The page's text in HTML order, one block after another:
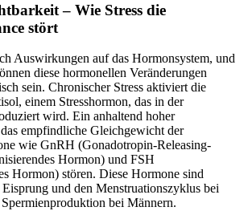
– Wie Stress die
stört
Auswirkungen auf das Hormonsystem, und
diese hormonellen Veränderungen
sein. Chronischer Stress aktiviert die
einem Stresshormon, das in der
wird. Ein anhaltend hoher
empfindliche Gleichgewicht der
wie GnRH (Gonadotropin-Releasing-
Hormon) und FSH
Hormon) stören. Diese Hormone sind
und den Menstruationszyklus bei
bei Männern.